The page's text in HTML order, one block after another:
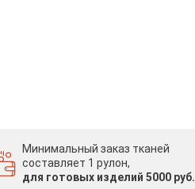
Минимальный заказ тканей
составляет 1 рулон,
для готовых изделий 5000 руб.